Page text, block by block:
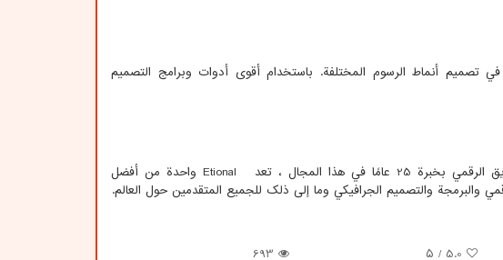
من الخبرة في تصميم أنماط الرسوم المختلفة. باستخدام أقوى أدوات وبرامج التصميم
في هذا المجال ، تعد
Etional واحدة من أفضل
والبرمجة والتصميم الجرافيكي وما إلى ذلك للجميع المتقدمين حول العالم.
5.0 / ۵ 693